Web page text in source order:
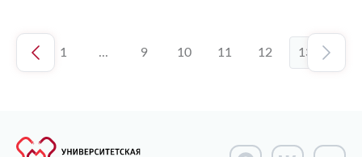
1 ... 9 10 11 12 13